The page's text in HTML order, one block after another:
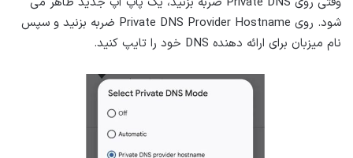
شود. روی Private DNS Provider Hostname ضربه بزنید و سپس
نام میزبان برای ارائه دهنده DNS خود را تایپ کنید.